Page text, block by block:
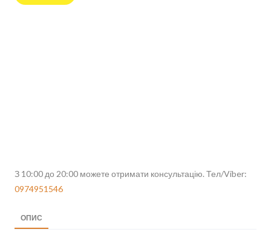
З 10:00 до 20:00 можете отримати консультацію. Тел/Viber:
0974951546
ОПИС